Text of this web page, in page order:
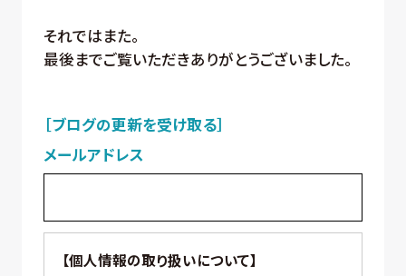
それではまた。
最後までご覧いただきありがとうございました。
［ブログの更新を受け取る］
メールアドレス
【個人情報の取り扱いについて】